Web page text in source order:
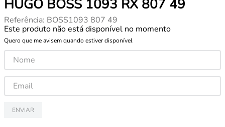
HUGO BOSS 1093 RX 807 49
Referência: BOSS1093 807 49
Este produto não está disponível no momento
Quero que me avisem quando estiver disponível
ENVIAR